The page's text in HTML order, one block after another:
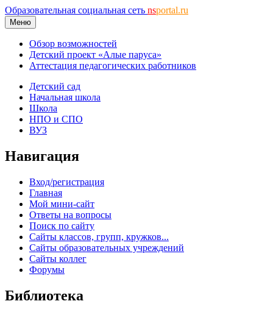
Образовательная социальная сеть nsportal.ru
Меню
Обзор возможностей
Детский проект «Алые паруса»
Аттестация педагогических работников
Детский сад
Начальная школа
Школа
НПО и СПО
ВУЗ
Навигация
Вход/регистрация
Главная
Мой мини-сайт
Ответы на вопросы
Поиск по сайту
Сайты классов, групп, кружков...
Сайты образовательных учреждений
Сайты коллег
Форумы
Библиотека